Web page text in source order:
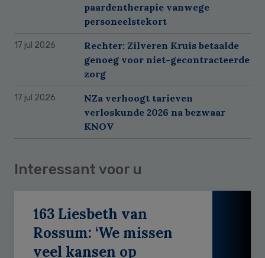
paardentherapie vanwege
personeelstekort
17 jul 2026
Rechter: Zilveren Kruis betaalde
genoeg voor niet-gecontracteerde
zorg
17 jul 2026
NZa verhoogt tarieven
verloskunde 2026 na bezwaar
KNOV
Interessant voor u
163 Liesbeth van
Rossum: ‘We missen
veel kansen op